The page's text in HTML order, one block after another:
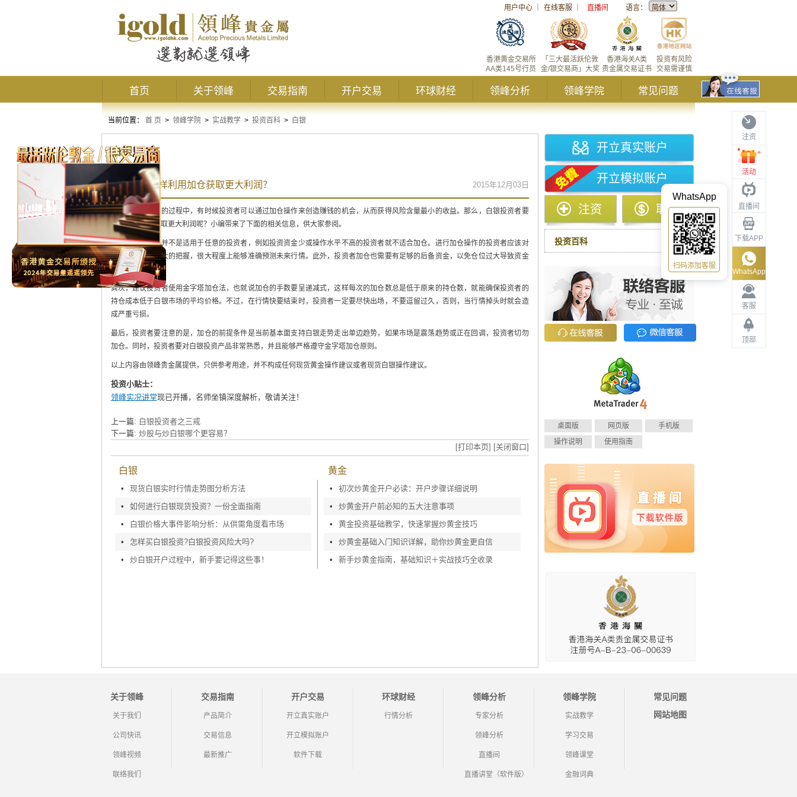
用户中心 在线客服 直播间 语言：
投资有风险
交易需谨慎
香港海关A类
贵金属交易证书
「三大最活跃伦敦
金/银交易商」大奖
香港黄金交易所
AA类145号行员
首页 关于领峰 交易指南 开户交易 环球财经 领峰分析 领峰学院 常见问题
注资
活动
直播间
下载APP
客服
顶部
WhatsApp
WhatsApp
扫码添加客服
当前位置： 首 页 > 领峰学院 > 实战教学 > 投资百科 > 白银
白银
白银投资怎样利用加仓获取更大利润？ 2015年12月03日
在进行白银投资的过程中，有时候投资者可以通过加仓操作来创造赚钱的机会，从而获得风险含量最小的收益。那么，白银投资者要
怎样利用加仓获取更大利润呢？小编带来了下面的相关信息，供大家参阅。
首先，加仓操作并不是适用于任意的投资者，例如投资资金少或操作水平不高的投资者就不适合加仓。进行加仓操作的投资者应该对
白银市场有比较大的把握，很大程度上能够准确预测未来行情。此外，投资者加仓也需要有足够的后备资金，以免仓位过大导致资金
无法周转。
其次，建议投资者使用金字塔加仓法，也就说加仓的手数要呈递减式，这样每次的加仓数总是低于原来的持仓数，就能确保投资者的
持仓成本低于白银市场的平均价格。不过，在行情快要结束时，投资者一定要尽快出场，不要逗留过久，否则，当行情掉头时就会造
成严重亏损。
最后，投资者要注意的是，加仓的前提条件是当前基本面支持白银走势走出单边趋势，如果市场是震荡趋势或正在回调，投资者切勿
加仓。同时，投资者要对白银投资产品非常熟悉，并且能够严格遵守金字塔加仓原则。
以上内容由领峰贵金属提供，只供参考用途，并不构成任何现货黄金操作建议或者现货白银操作建议。
投资小贴士：
领峰实况讲堂现已开播，名师坐镇深度解析，敬请关注！
上一篇: 白银投资者之三戒
下一篇: 炒股与炒白银哪个更容易？
[打印本页] [关闭窗口]
白银
•
现货白银实时行情走势图分析方法
•
如何进行白银现货投资？一份全面指南
•
白银价格大事件影响分析：从供需角度看市场
•
怎样买白银投资?白银投资风险大吗?
•
炒白银开户过程中，新手要记得这些事！
黄金
•
初次炒黄金开户必读：开户步骤详细说明
•
炒黄金开户前必知的五大注意事项
•
黄金投资基础教学，快速掌握炒黄金技巧
•
炒黄金基础入门知识详解，助你炒黄金更自信
•
新手炒黄金指南，基础知识＋实战技巧全收录
开立真实账户
开立模拟账户
注资 取款
投资百科
桌面版 网页版
手机版
操作说明
使用指南
关于领峰
关于我们
公司快讯
领峰视频
联络我们
交易指南
产品简介
交易信息
最新推广
开户交易
开立真实账户
开立模拟账户
软件下载
环球财经
行情分析
领峰分析
专家分析
领峰分析
直播间
直播讲堂（软件版）
领峰学院
实战教学
学习交易
领峰课堂
金融词典
常见问题
网站地图